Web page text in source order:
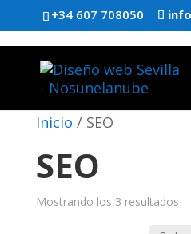
+34 607 708050
Inicio / SEO
SEO
Mostrando los 3 resultados